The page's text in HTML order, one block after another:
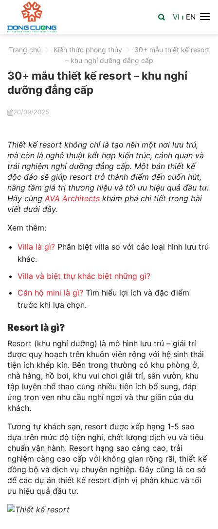
content
VI | EN
Trang chủ > Kiến thức phong thủy >
30+ mẫu thiết kế resort
– khu nghỉ dưỡng đẳng cấp
30+ mẫu thiết kế resort – khu nghỉ
dưỡng đẳng cấp
20/09/2025
Thiết kế resort không chỉ là tạo nên một nơi lưu trú,
mà còn là nghệ thuật kết hợp kiến trúc, cảnh quan và
trải nghiệm nghỉ dưỡng đẳng cấp. Một bản thiết kế
độc đáo sẽ giúp resort trở thành điểm đến cuốn hút,
nâng tầm giá trị thương hiệu và tối ưu hiệu quả đầu tư.
Hãy cùng AVA Architects khám phá chi tiết trong bài
viết dưới đây.
Xem thêm:
Villa là gì?Phân biệt villa so với các loại hình lưu trú
khác.
Villa và biệt thự khác biệt những gì?
Căn hộ mini là gì?Tìm hiểu lợi ích và đặc điểm
trước khi lựa chọn.
Resort là gì?
Resort (khu nghỉ dưỡng) là mô hình lưu trú – giải trí
được quy hoạch trên khuôn viên rộng với hệ sinh thái
tiện ích khép kín. Bên trong thường có khu phòng ở,
nhà hàng, hồ bơi, khu vui chơi giải trí, sân vườn, khu
tập luyện thể thao cùng nhiều tiện ích bổ sung, đáp
ứng trọn vẹn nhu cầu nghỉ ngơi và thư giãn của du
khách.
Tương tự khách sạn, resort được xếp hạng 1-5 sao
dựa trên mức độ tiện nghi, chất lượng dịch vụ và tiêu
chuẩn vận hành. Resort hạng sao càng cao, trải
nghiệm càng cao cấp với không gian rộng rãi, thiết kế
đồng bộ và dịch vụ chuyên nghiệp. Đây cũng là cơ sở
để các dự án thiết kế resort định vị phân khúc và tối
ưu hiệu quả đầu tư.